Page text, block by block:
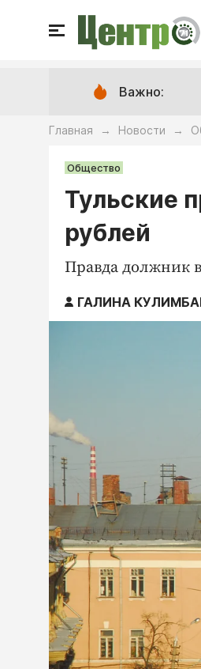
Важно:
Главная → Новости →
Общество
Тульские
рублей
Правда должник
ГАЛИНА